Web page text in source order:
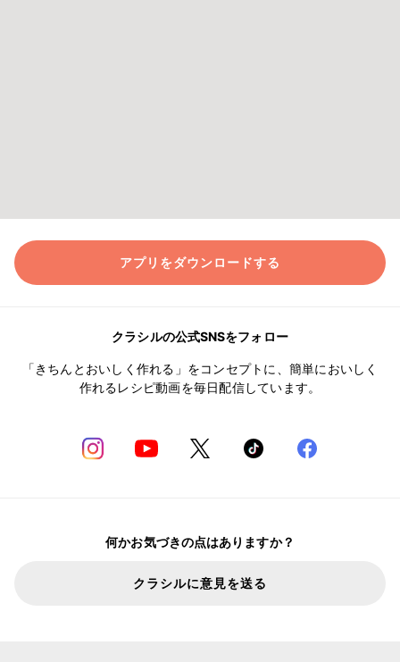
アプリをダウンロードする
クラシルの公式SNSをフォロー
「きちんとおいしく作れる」をコンセプトに、簡単においしく
作れるレシピ動画を毎日配信しています。
何かお気づきの点はありますか？
クラシルに意見を送る